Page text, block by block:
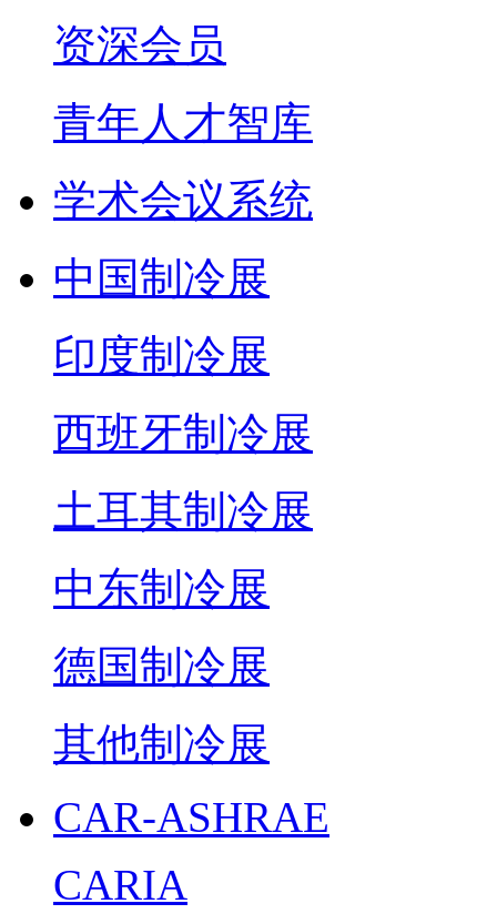
资深会员
青年人才智库
学术会议系统
中国制冷展
印度制冷展
西班牙制冷展
土耳其制冷展
中东制冷展
德国制冷展
其他制冷展
CAR-ASHRAE
CARIA